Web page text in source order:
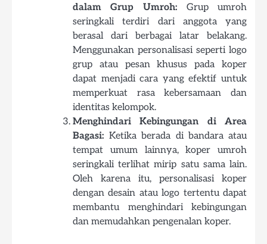
dalam Grup Umroh: Grup umroh
seringkali terdiri dari anggota yang
berasal dari berbagai latar belakang.
Menggunakan personalisasi seperti logo
grup atau pesan khusus pada koper
dapat menjadi cara yang efektif untuk
memperkuat rasa kebersamaan dan
identitas kelompok.
Menghindari Kebingungan di Area
Bagasi: Ketika berada di bandara atau
tempat umum lainnya, koper umroh
seringkali terlihat mirip satu sama lain.
Oleh karena itu, personalisasi koper
dengan desain atau logo tertentu dapat
membantu menghindari kebingungan
dan memudahkan pengenalan koper.